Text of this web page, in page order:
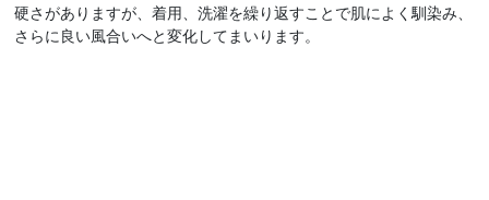
硬さがありますが、着用、洗濯を繰り返すことで肌によく馴染み、
さらに良い風合いへと変化してまいります。